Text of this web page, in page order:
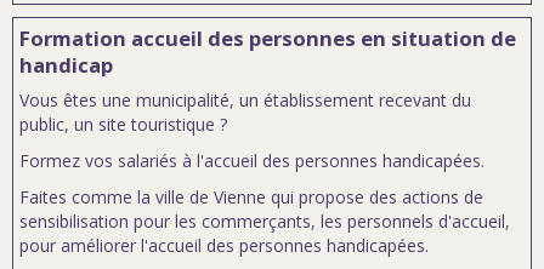
Formation accueil des personnes en situation de
handicap
Vous êtes une municipalité, un établissement recevant du
public, un site touristique ?
Formez vos salariés à l'accueil des personnes handicapées.
Faites comme la ville de Vienne qui propose des actions de
sensibilisation pour les commerçants, les personnels d'accueil,
pour améliorer l'accueil des personnes handicapées.